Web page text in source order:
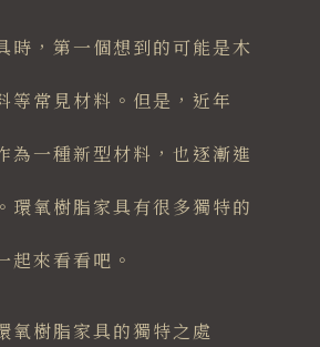
時，第一個想到的可能是木
等常見材料。但是，近年
為一種新型材料，也逐漸進
環氧樹脂家具有很多獨特的
起來看看吧。
氧樹脂家具的獨特之處